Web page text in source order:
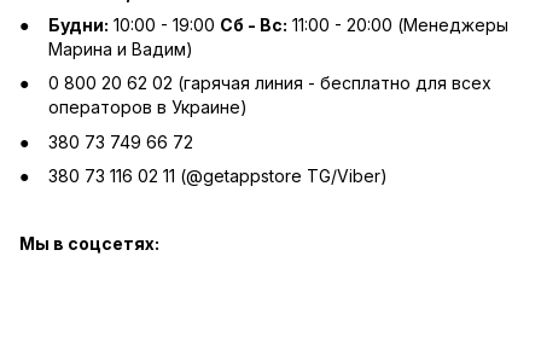
Будни: 10:00 - 19:00 Сб - Вс: 11:00 - 20:00 (Менеджеры
Марина и Вадим)
0 800 20 62 02 (гарячая линия - бесплатно для всех
операторов в Украине)
380 73 749 66 72
380 73 116 02 11 (@getappstore TG/Viber)
Мы в соцсетях: